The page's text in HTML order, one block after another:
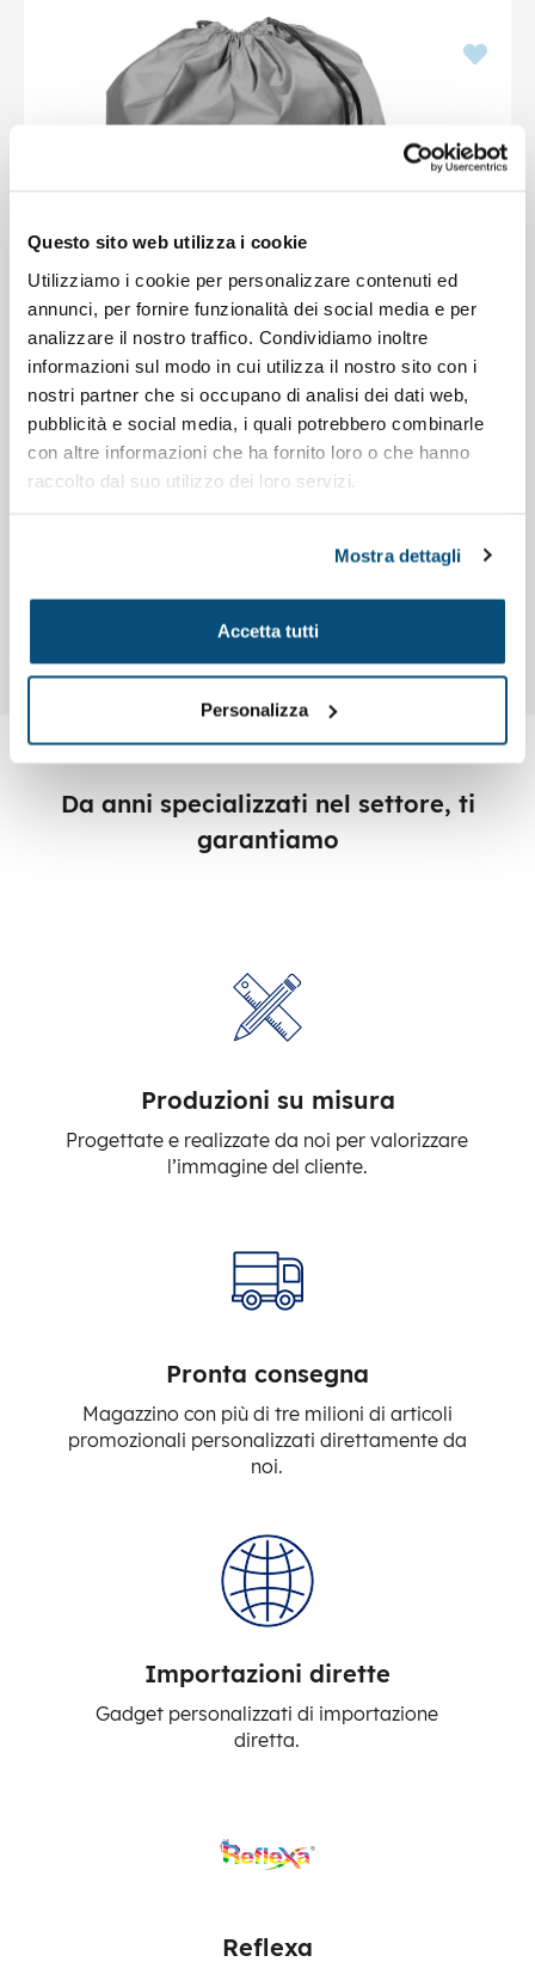
Questo sito web utilizza i cookie
Utilizziamo i cookie per personalizzare contenuti ed
annunci, per fornire funzionalità dei social media e per
analizzare il nostro traffico. Condividiamo inoltre
informazioni sul modo in cui utilizza il nostro sito con i
nostri partner che si occupano di analisi dei dati web,
pubblicità e social media, i quali potrebbero combinarle
con altre informazioni che ha fornito loro o che hanno
raccolto dal suo utilizzo dei loro servizi.
Mostra dettagli
Accetta tutti
Personalizza
Zaino a sacca con chiusura a coulisse in fibra
sintetica 190 D
Da anni specializzati nel settore, ti
garantiamo
Produzioni su misura
Progettate e realizzate da noi per valorizzare
l’immagine del cliente.
Pronta consegna
Magazzino con più di tre milioni di articoli
promozionali personalizzati direttamente da
noi.
Importazioni dirette
Gadget personalizzati di importazione
diretta.
Reflexa